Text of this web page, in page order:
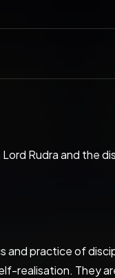
Rudra and the
and practice of
realisation. They